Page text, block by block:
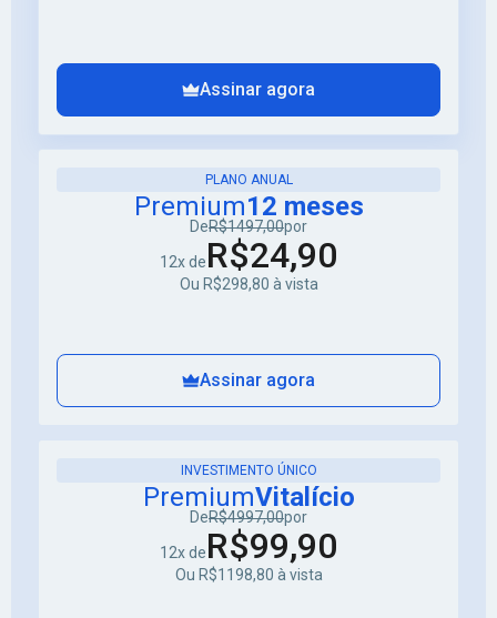
Assinar agora
PLANO ANUAL
Premium12 meses
DeR$1497,00por
12x deR$24,90
Ou R$298,80 à vista
Assinar agora
INVESTIMENTO ÚNICO
PremiumVitalício
DeR$4997,00por
12x deR$99,90
Ou R$1198,80 à vista